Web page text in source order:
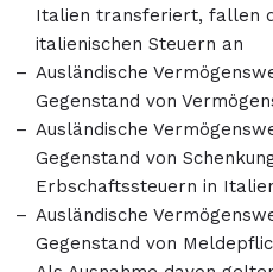
Italien transferiert, fallen
italienischen Steuern an
Ausländische
Gegenstand von
Ausländische
Gegenstand von
Erbschaftssteuern in
Ausländische
Gegenstand von